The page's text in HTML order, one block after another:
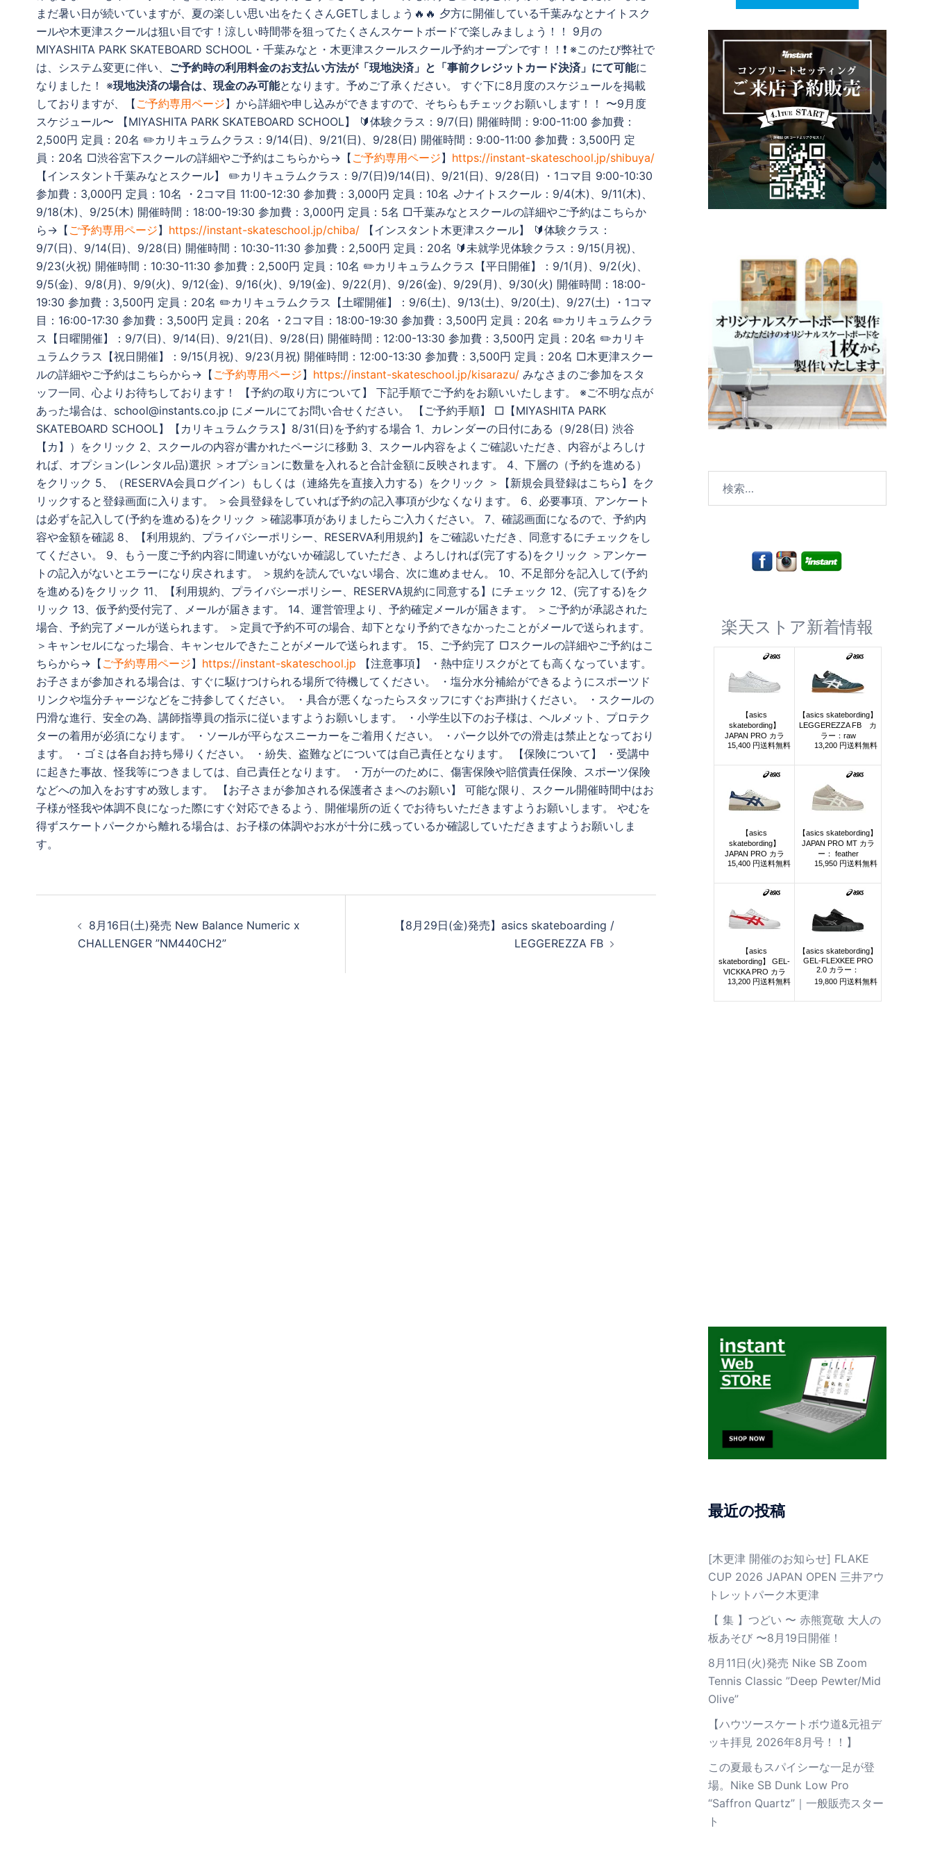
まだ暑い日が続いていますが、夏の楽しい思い出をたくさんGETしましょう🔥🔥 夕方に開催している千葉みなとナイトスク
ールや木更津スクールは狙い目です！涼しい時間帯を狙ってたくさんスケートボードで楽しみましょう！！ 9月の
MIYASHITA PARK SKATEBOARD SCHOOL・千葉みなと・木更津スクールスクール予約オープンです！！❗️ ※このたび弊社で
は、システム変更に伴い、 ご予約時の利用料金のお支払い方法が「現地決済」と「事前クレジットカード決済」にて可能に
なりました！ ※現地決済の場合は、現金のみ可能となります。予めご了承ください。 すぐ下に8月度のスケジュールを掲載
しておりますが、【 ご予約専用ページ】から詳細や申し込みができますので、そちらもチェックお願いします！！ 〜9月度
スケジュール〜 【MIYASHITA PARK SKATEBOARD SCHOOL】 🔰体験クラス：9/7(日) 開催時間：9:00-11:00 参加費：
2,500円 定員：20名 ✏️カリキュラムクラス：9/14(日)、9/21(日)、9/28(日) 開催時間：9:00-11:00 参加費：3,500円 定
員：20名 □渋谷宮下スクールの詳細やご予約はこちらから→【 ご予約専用ページ】 https://instant-skateschool.jp/shibuya/
【インスタント千葉みなとスクール】 ✏️カリキュラムクラス：9/7(日)9/14(日)、9/21(日)、9/28(日) ・1コマ目 9:00-10:30
参加費：3,000円 定員：10名 ・2コマ目 11:00-12:30 参加費：3,000円 定員：10名 🌙ナイトスクール：9/4(木)、9/11(木)、
9/18(木)、9/25(木) 開催時間：18:00-19:30 参加費：3,000円 定員：5名 □千葉みなとスクールの詳細やご予約はこちらか
ら→【 ご予約専用ページ】 https://instant-skateschool.jp/chiba/ 【インスタント木更津スクール】 🔰体験クラス：
9/7(日)、9/14(日)、9/28(日) 開催時間：10:30-11:30 参加費：2,500円 定員：20名 🔰未就学児体験クラス：9/15(月祝)、
9/23(火祝) 開催時間：10:30-11:30 参加費：2,500円 定員：10名 ✏️カリキュラムクラス【平日開催】：9/1(月)、9/2(火)、
9/5(金)、9/8(月)、9/9(火)、9/12(金)、9/16(火)、9/19(金)、9/22(月)、9/26(金)、9/29(月)、9/30(火) 開催時間：18:00-
19:30 参加費：3,500円 定員：20名 ✏️カリキュラムクラス【土曜開催】：9/6(土)、9/13(土)、9/20(土)、9/27(土) ・1コマ
目：16:00-17:30 参加費：3,500円 定員：20名 ・2コマ目：18:00-19:30 参加費：3,500円 定員：20名 ✏️カリキュラムクラ
ス【日曜開催】：9/7(日)、9/14(日)、9/21(日)、9/28(日) 開催時間：12:00-13:30 参加費：3,500円 定員：20名 ✏️カリキ
ュラムクラス【祝日開催】：9/15(月祝)、9/23(月祝) 開催時間：12:00-13:30 参加費：3,500円 定員：20名 □木更津スクー
ルの詳細やご予約はこちらから→【 ご予約専用ページ】 https://instant-skateschool.jp/kisarazu/ みなさまのご参加をスタ
ッフ一同、心よりお待ちしております！ 【予約の取り方について】 下記手順でご予約をお願いいたします。 ※ご不明な点が
あった場合は、school@instants.co.jp にメールにてお問い合せください。 【ご予約手順】 □【MIYASHITA PARK
SKATEBOARD SCHOOL】【カリキュラムクラス】8/31(日)を予約する場合 1、カレンダーの日付にある（9/28(日) 渋谷
【カ】）をクリック 2、スクールの内容が書かれたページに移動 3、スクール内容をよくご確認いただき、内容がよろしけ
れば、オプション(レンタル品)選択 ＞オプションに数量を入れると合計金額に反映されます。 4、下層の（予約を進める）
をクリック 5、（RESERVA会員ログイン）もしくは（連絡先を直接入力する）をクリック ＞【新規会員登録はこちら】をク
リックすると登録画面に入ります。 ＞会員登録をしていれば予約の記入事項が少なくなります。 6、必要事項、アンケート
は必ずを記入して(予約を進める)をクリック ＞確認事項がありましたらご入力ください。 7、確認画面になるので、予約内
容や金額を確認 8、【利用規約、プライバシーポリシー、RESERVA利用規約】をご確認いただき、同意するにチェックをし
てください。 9、もう一度ご予約内容に間違いがないか確認していただき、よろしければ(完了する)をクリック ＞アンケー
トの記入がないとエラーになり戻されます。 ＞規約を読んでいない場合、次に進めません。 10、不足部分を記入して(予約
を進める)をクリック 11、【利用規約、プライバシーポリシー、RESERVA規約に同意する】にチェック 12、(完了する)をク
リック 13、仮予約受付完了、メールが届きます。 14、運営管理より、予約確定メールが届きます。 ＞ご予約が承認された
場合、予約完了メールが送られます。 ＞定員で予約不可の場合、却下となり予約できなかったことがメールで送られます。
＞キャンセルになった場合、キャンセルできたことがメールで送られます。 15、ご予約完了 □スクールの詳細やご予約はこ
ちらから→【 ご予約専用ページ】 https://instant-skateschool.jp 【注意事項】 ・熱中症リスクがとても高くなっています。
お子さまが参加される場合は、すぐに駆けつけられる場所で待機してください。 ・塩分水分補給ができるようにスポーツド
リンクや塩分チャージなどをご持参してください。 ・具合が悪くなったらスタッフにすぐお声掛けください。 ・スクールの
円滑な進行、安全の為、講師指導員の指示に従いますようお願いします。 ・小学生以下のお子様は、ヘルメット、プロテク
ターの着用が必須になります。 ・ソールが平らなスニーカーをご着用ください。 ・パーク以外での滑走は禁止となっており
ます。 ・ゴミは各自お持ち帰りください。 ・紛失、盗難などについては自己責任となります。 【保険について】 ・受講中
に起きた事故、怪我等につきましては、自己責任となります。 ・万が一のために、傷害保険や賠償責任保険、スポーツ保険
などへの加入をおすすめ致します。 【お子さまが参加される保護者さまへのお願い】 可能な限り、スクール開催時間中はお
子様が怪我や体調不良になった際にすぐ対応できるよう、開催場所の近くでお待ちいただきますようお願いします。 やむを
得ずスケートパークから離れる場合は、お子様の体調やお水が十分に残っているか確認していただきますようお願いしま
す。
8月16日(土)発売 New Balance Numeric x
CHALLENGER ”NM440CH2”
【8月29日(金)発売】asics skateboarding /
LEGGEREZZA FB
楽天ストア新着情報
最近の投稿
[木更津 開催のお知らせ] FLAKE
CUP 2026 JAPAN OPEN 三井アウ
トレットパーク木更津
【 集 】つどい 〜 赤熊寛敬 大人の
板あそび 〜8月19日開催！
8月11日(火)発売 Nike SB Zoom
Tennis Classic ”Deep Pewter/Mid
Olive”
【ハウツースケートボウ道&元祖デ
ッキ拝見 2026年8月号！！】
この夏最もスパイシーな一足が登
場。Nike SB Dunk Low Pro
“Saffron Quartz”｜一般販売スター
ト